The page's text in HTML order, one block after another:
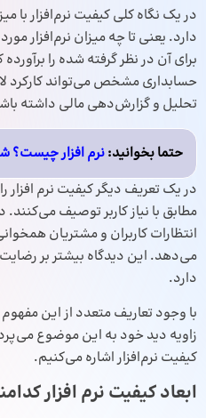
در یک نگاه کلی کیفیت نرم‌افزار با
دارد. یعنی تا چه میزان نرم‌افزار
برای آن در نظر گرفته شده را
حسابداریمشخص می‌تواند کارکرد
تحلیل و گزارش‌دهی مالی داشته
حتما بخوانید:نرم‌ افزار چیست؟
در یک تعریف دیگر کیفیت نرم‌ افزار
مطابق با نیاز کاربر توصیف می‌کنند.
انتظارات کاربران و مشتریان
می‌دهد. این دیدگاه بیشتر بر رضایت
دارد.
با وجود تعاریف متعدد از این
زاویه دید خود به این موضوع
کیفیت نرم‌افزار اشاره می‌کنیم.
ابعاد کیفیت نرم‌ افزار